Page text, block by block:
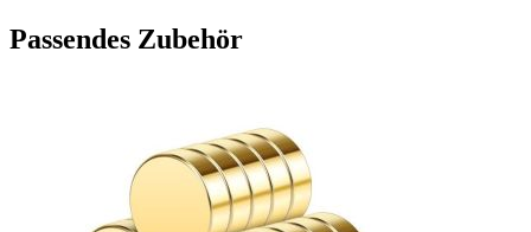
Passendes Zubehör